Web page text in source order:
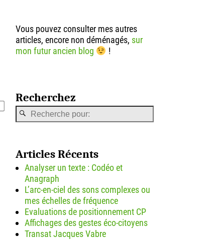
Vous pouvez consulter mes autres
articles, encore non déménagés, sur
mon futur ancien blog
!
Recherchez
Articles Récents
Analyser un texte : Codéo et
Anagraph
L’arc-en-ciel des sons complexes ou
mes échelles de fréquence
Evaluations de positionnement CP
Affichages des gestes éco-citoyens
Transat Jacques Vabre